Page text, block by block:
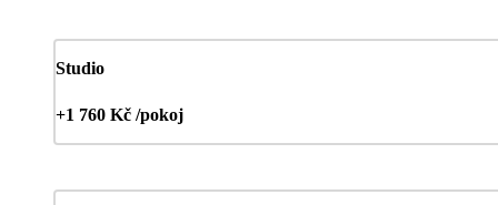
Studio
+1 760 Kč /pokoj